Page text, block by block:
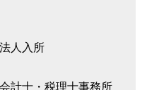
人入所
計士・税理士事務所